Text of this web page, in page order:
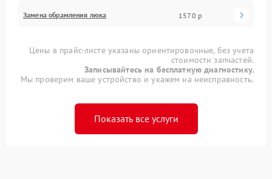
Замена обрамления люка 1570 р
Цены в прайс-листе указаны ориентировочные, без учета
стоимости запчастей.
Записывайтесь на бесплатную диагностику.
Мы проверим ваше устройство и укажем на неисправность.
Показать все услуги